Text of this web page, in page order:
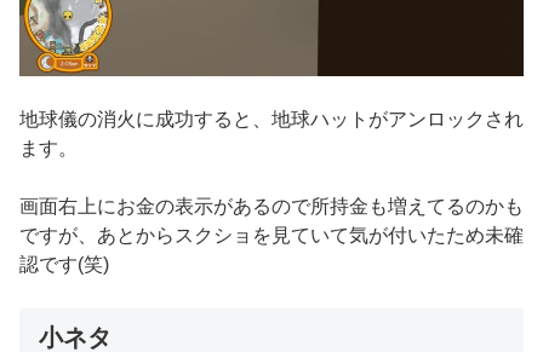
地球儀の消火に成功すると、地球ハットがアンロックされ
ます。
画面右上にお金の表示があるので所持金も増えてるのかも
ですが、あとからスクショを見ていて気が付いたため未確
認です(笑)
小ネタ